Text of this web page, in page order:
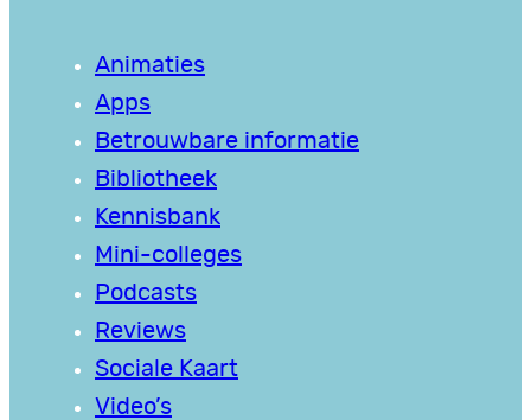
Animaties
Apps
Betrouwbare informatie
Bibliotheek
Kennisbank
Mini-colleges
Podcasts
Reviews
Sociale Kaart
Video’s